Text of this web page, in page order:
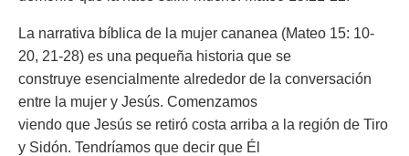
La narrativa bíblica de la mujer cananea (Mateo 15: 10-
20, 21-28) es una pequeña historia que se
construye esencialmente alrededor de la conversación
entre la mujer y Jesús. Comenzamos
viendo que Jesús se retiró costa arriba a la región de Tiro
y Sidón. Tendríamos que decir que Él